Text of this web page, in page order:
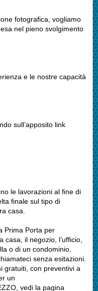
fotografica, vogliamo
nel pieno svolgimento
e le nostre capacità
sull’apposito link
le lavorazioni al fine di
finale sul tipo di
casa.
Prima Porta per
il negozio, l’ufficio,
o di un condominio,
senza esitazioni.
gratuiti, con preventivi a
un
vedi la pagina